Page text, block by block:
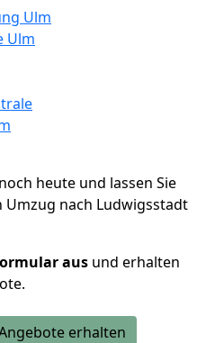
Ulm
Ulm
heute und lassen Sie
Umzug nach Ludwigsstadt
aus und erhalten
erhalten